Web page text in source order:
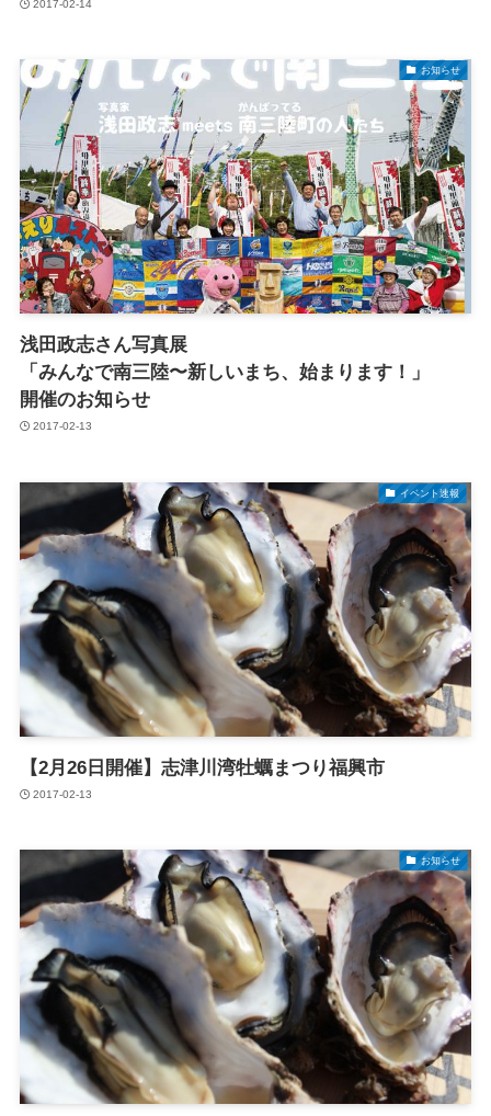
2017-02-14
お知らせ
浅田政志さん写真展
「みんなで南三陸〜新しいまち、始まります！」
開催のお知らせ
2017-02-13
イベント速報
【2月26日開催】志津川湾牡蠣まつり福興市
2017-02-13
お知らせ